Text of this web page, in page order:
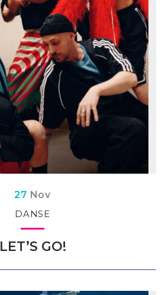
Du
27 Novembre
DANSE
LET’S GO!